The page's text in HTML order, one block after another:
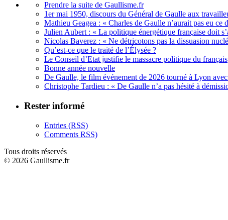
Prendre la suite de Gaullisme.fr
1er mai 1950, discours du Général de Gaulle aux
Mathieu Geagea : « Charles de Gaulle n’aurait pas eu ce
Julien Aubert : « La politique énergétique française doit
Nicolas Baverez : « Ne détricotons pas la dissuasion
Qu’est-ce que le traité de l’Élysée ?
Le Conseil d’Etat justifie le massacre politique du français
Bonne année nouvelle
De Gaulle, le film événement de 2026 tourné à Lyon
Christophe Tardieu : « De Gaulle n’a pas hésité à
Rester informé
Entries (RSS)
Comments RSS)
Tous droits réservés
© 2026 Gaullisme.fr